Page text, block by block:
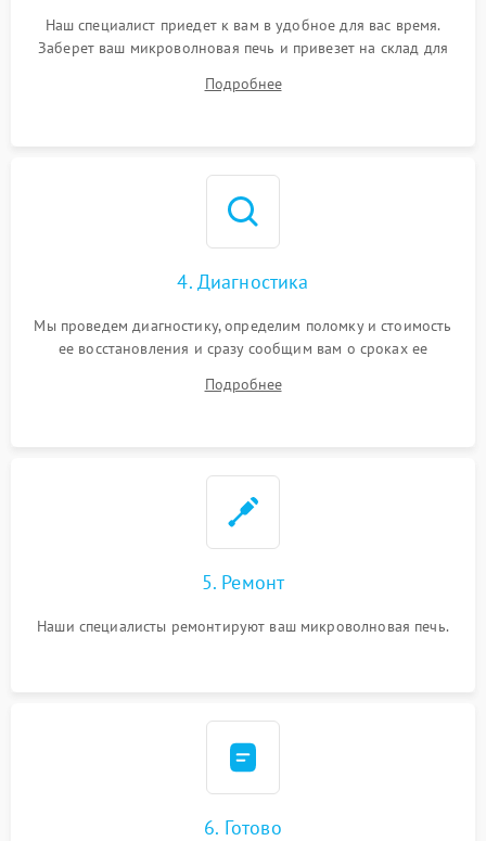
Наш специалист приедет к вам в удобное для вас время.
Заберет ваш микроволновая печь и привезет на склад для
Подробнее
4. Диагностика
Мы проведем диагностику, определим поломку и стоимость
ее восстановления и сразу сообщим вам о сроках ее
Подробнее
5. Ремонт
Наши специалисты ремонтируют ваш микроволновая печь.
6. Готово